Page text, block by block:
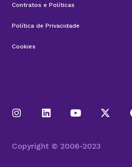
Contratos e Políticas
Política de Privacidade
Cookies
Copyright © 2006-2023